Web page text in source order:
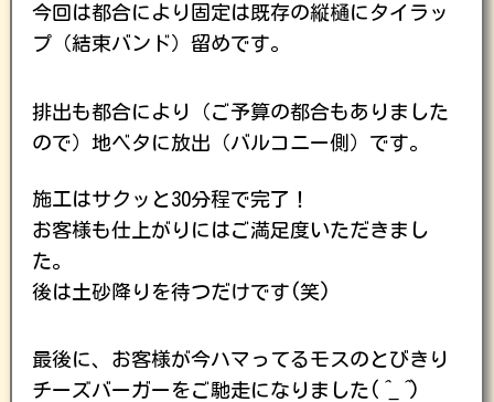
今回は都合により固定は既存の縦樋にタイラッ
プ（結束バンド）留めです。
排出も都合により（ご予算の都合もありました
ので）地ベタに放出（バルコニー側）です。
施工はサクッと30分程で完了！
お客様も仕上がりにはご満足度いただきまし
た。
後は土砂降りを待つだけです(笑)
最後に、お客様が今ハマってるモスのとびきり
チーズバーガーをご馳走になりました( ^_^)